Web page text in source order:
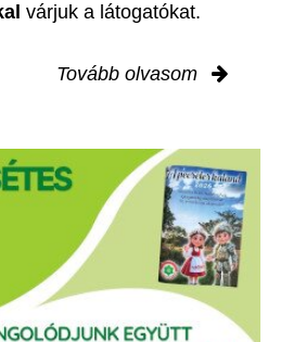
várjuk a látogatókat.
Tovább olvasom